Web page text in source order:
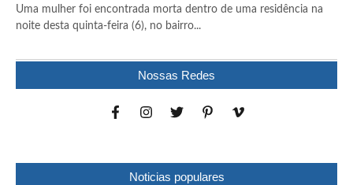
Uma mulher foi encontrada morta dentro de uma residência na
noite desta quinta-feira (6), no bairro...
Nossas Redes
Noticias populares